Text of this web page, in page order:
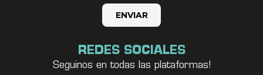
REDES SOCIALES
Seguinos en todas las plataformas!